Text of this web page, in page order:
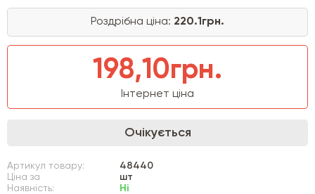
Роздрібна ціна: 220.1грн.
198,10грн.
Інтернет ціна
Очікується
Артикул товару:
48440
Ціна за
шт
Наявність:
Ні